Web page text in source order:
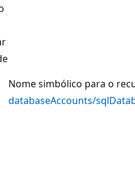
Nome simbólico para o
databaseAccounts/